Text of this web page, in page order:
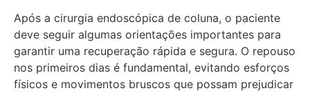
Após a cirurgia endoscópica de coluna, o paciente
deve seguir algumas orientações importantes para
garantir uma recuperação rápida e segura. O repouso
nos primeiros dias é fundamental, evitando esforços
físicos e movimentos bruscos que possam prejudicar